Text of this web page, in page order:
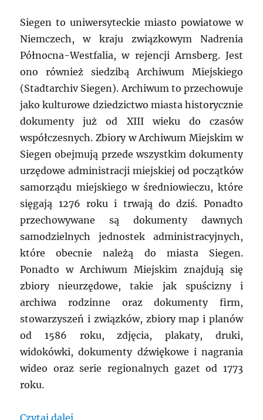
Siegen to uniwersyteckie miasto powiatowe w
Niemczech, w kraju związkowym Nadrenia
Północna-Westfalia, w rejencji Arnsberg. Jest
ono również siedzibą Archiwum Miejskiego
(Stadtarchiv Siegen). Archiwum to przechowuje
jako kulturowe dziedzictwo miasta historycznie
dokumenty już od XIII wieku do czasów
współczesnych. Zbiory w Archiwum Miejskim w
Siegen obejmują przede wszystkim dokumenty
urzędowe administracji miejskiej od początków
samorządu miejskiego w średniowieczu, które
sięgają 1276 roku i trwają do dziś. Ponadto
przechowywane są dokumenty dawnych
samodzielnych jednostek administracyjnych,
które obecnie należą do miasta Siegen.
Ponadto w Archiwum Miejskim znajdują się
zbiory nieurzędowe, takie jak spuścizny i
archiwa rodzinne oraz dokumenty firm,
stowarzyszeń i związków, zbiory map i planów
od 1586 roku, zdjęcia, plakaty, druki,
widokówki, dokumenty dźwiękowe i nagrania
wideo oraz serie regionalnych gazet od 1773
roku.
Czytaj dalej